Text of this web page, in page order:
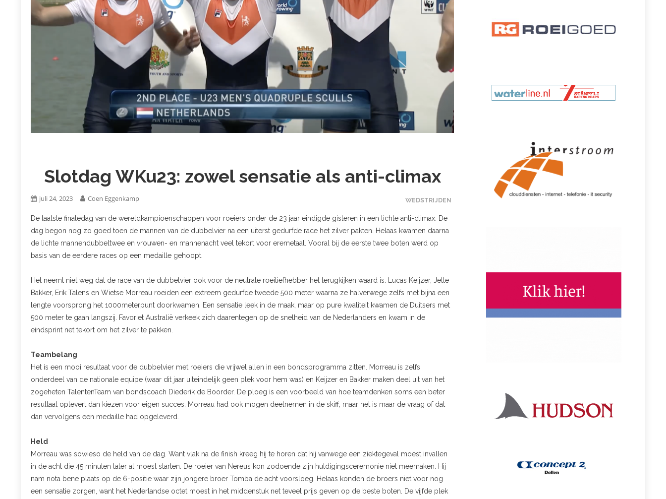
Slotdag WKu23: zowel sensatie als anti-climax
WEDSTRIJDEN
juli 24, 2023 Coen Eggenkamp
De laatste finaledag van de wereldkampioenschappen voor roeiers onder de 23 jaar eindigde gisteren in een lichte anti-climax. De
dag begon nog zo goed toen de mannen van de dubbelvier na een uiterst gedurfde race het zilver pakten. Helaas kwamen daarna
de lichte mannendubbeltwee en vrouwen- en mannenacht veel tekort voor eremetaal. Vooral bij de eerste twee boten werd op
basis van de eerdere races op een medaille gehoopt.
Het neemt niet weg dat de race van de dubbelvier ook voor de neutrale roeiliefhebber het terugkijken waard is. Lucas Keijzer, Jelle
Bakker, Erik Talens en Wietse Morreau roeiden een extreem gedurfde tweede 500 meter waarna ze halverwege zelfs met bijna een
lengte voorsprong het 1000meterpunt doorkwamen. Een sensatie leek in de maak, maar op pure kwaliteit kwamen de Duitsers met
500 meter te gaan langszij. Favoriet Australië verkeek zich daarentegen op de snelheid van de Nederlanders en kwam in de
eindsprint net tekort om het zilver te pakken.
Teambelang
Het is een mooi resultaat voor de dubbelvier met roeiers die vrijwel allen in een bondsprogramma zitten. Morreau is zelfs
onderdeel van de nationale equipe (waar dit jaar uiteindelijk geen plek voor hem was) en Keijzer en Bakker maken deel uit van het
zogeheten TalentenTeam van bondscoach Diederik de Boorder. De ploeg is een voorbeeld van hoe teamdenken soms een beter
resultaat oplevert dan kiezen voor eigen succes. Morreau had ook mogen deelnemen in de skiff, maar het is maar de vraag of dat
dan vervolgens een medaille had opgeleverd.
Held
Morreau was sowieso de held van de dag. Want vlak na de finish kreeg hij te horen dat hij vanwege een ziektegeval moest invallen
in de acht die 45 minuten later al moest starten. De roeier van Nereus kon zodoende zijn huldigingsceremonie niet meemaken. Hij
nam nota bene plaats op de 6-positie waar zijn jongere broer Tomba de acht voorsloeg. Helaas konden de broers niet voor nog
een sensatie zorgen, want het Nederlandse octet moest in het middenstuk net teveel prijs geven op de beste boten. De vijfde plek